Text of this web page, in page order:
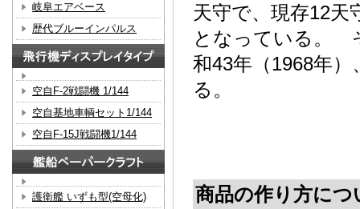
天守で、現存12
となっている。
和43年（1968年
る。
商品の作り方につ
岐阜エアベース
歴代ブルーインパルス
空自F-2戦闘機 1/144
空自基地車輌セット1/144
空自F-15J戦闘機1/144
護衛艦 いずも型(空母化)